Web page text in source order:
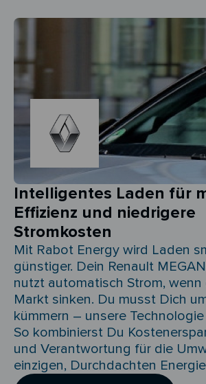
Intelligentes Laden für
Effizienz und niedrigere
Stromkosten
Mit Rabot Energy wird Laden
günstiger. Dein Renault
nutzt automatisch Strom, wenn
Markt sinken. Du musst Dich
kümmern – unsere
So kombinierst Du
und Verantwortung für die
einzigen, Durchdachten